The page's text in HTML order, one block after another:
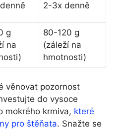
2-3x denně
g
na
80-120 g
(záleží na
hmotnosti)
věnovat pozornost
do vysoce
mokrého krmiva, které
pro štěňata. Snažte se